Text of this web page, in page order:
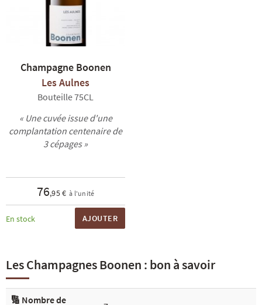
Champagne Boonen
Les Aulnes
Bouteille 75CL
« Une cuvée issue d'une
complantation centenaire de
3 cépages »
76,95 € à l'unité
En stock AJOUTER
Les Champagnes Boonen : bon à savoir
🔢 Nombre de